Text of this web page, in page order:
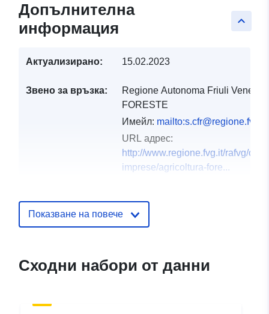
keyboard_arrow_up
Допълнителна
информация
Актуализирано: 15.02.2023
Звено за връзка:
Regione Autonoma Friuli
FORESTE
Имейл: mailto:s.cfr@regione.fvg.it
URL адрес:
http://www.regione.fvg.it/rafvg/
imprese/agricoltura-fore...
запис:
December 2021
Актуализирана на
Пространствени
Координати:
Показване на повече
Сходни набори от данни